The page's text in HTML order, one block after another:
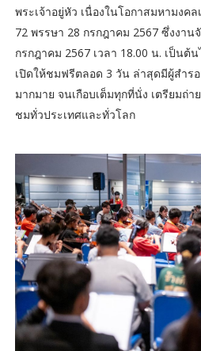
พระเจ้าอยู่หัว เนื่องในโอกาสมหามงค
72 พรรษา 28 กรกฎาคม 2567 ซึ่งงา
กรกฎาคม 2567 เวลา 18.00 น. เป็น
เปิดให้ชมฟรีตลอด 3 วัน ล่าสุดมีผู้สำร
มากมาย จนเกือบเต็มทุกที่นั่ง เตรียมถ่
ชมทั่วประเทศและทั่วโลก